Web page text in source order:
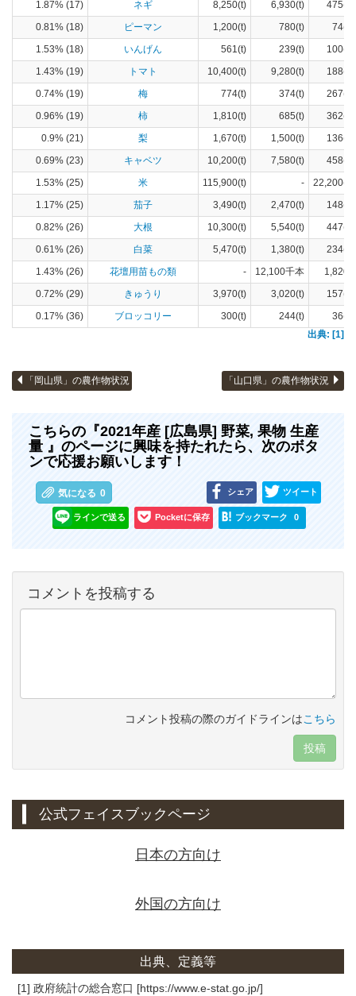
1.87% (17) ネギ 8,250(t) 6,930(t)
0.81% (18)
ピーマン 1,200(t) 780(t)
1.53% (18)
いんげん 561(t) 239(t)
1.43% (19)
トマト 10,400(t) 9,280(t)
0.74% (19)
梅 774(t) 374(t)
0.96% (19)
柿 1,810(t) 685(t)
0.9% (21)
梨 1,670(t) 1,500(t)
0.69% (23)
キャベツ 10,200(t) 7,580(t)
1.53% (25)
米 115,900(t) -
1.17% (25)
茄子 3,490(t) 2,470(t)
0.82% (26)
大根 10,300(t) 5,540(t)
0.61% (26)
白菜 5,470(t) 1,380(t)
1.43% (26)
花壇用苗もの類 - 12,100千本
0.72% (29)
きゅうり 3,970(t) 3,020(t)
0.17% (36)
ブロッコリー 300(t) 244(t)
出典: [1]
「岡山県」の農作物状況 「山口県」の農作物状況
こちらの『2021年産 [広島県] 野菜, 果物 生産
量 』のページに興味を持たれたら、次のボタ
ンで応援お願いします！
気になる 0 シェア ツイート
ラインで送る Pocketに保存 ブックマーク 0
コメントを投稿する
コメント投稿の際のガイドラインはこちら
投稿
公式フェイスブックページ
日本の方向け
外国の方向け
出典、定義等
[1] 政府統計の総合窓口 [https://www.e-stat.go.jp/]